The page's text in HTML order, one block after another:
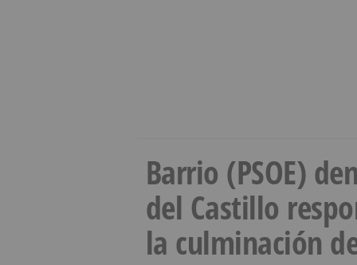
Barrio (PSOE)
del Castillo
la culminación